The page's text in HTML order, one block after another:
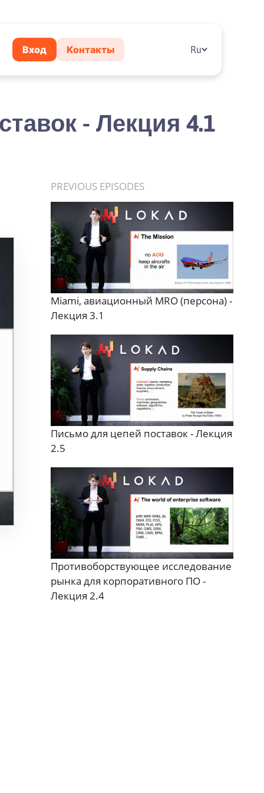
Вход Контакты Ru
- Лекция 4.1
PREVIOUS EPISODES
Miami, авиационный MRO (персона) -
Лекция 3.1
Письмо для цепей поставок - Лекция
2.5
Противоборствующее исследование
рынка для корпоративного ПО -
Лекция 2.4